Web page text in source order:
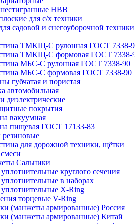
HBB
для с/х техники
садовой и снегоуборочной техники
ТМКЩ-С рулонная ГОСТ 7338-
ТМКЩ-С формовая ГОСТ 7338-
МБС-С рулонная ГОСТ 7338-90
МБС-С формовая ГОСТ 7338-90
губчатая и пористая
автомобильная
диэлектрические
покрытия
вакуумная
пищевая ГОСТ 17133-83
для дорожной техники, щётки
Сальники
круглого сечения
в наборах
уплотнительные Х-Ring
торцевые V-Ring
(манжеты армированные) Россия
(манжеты армированные) Китай